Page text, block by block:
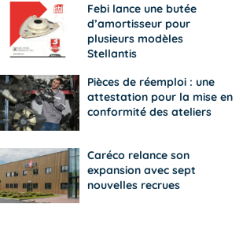
Febi lance une butée
d’amortisseur pour
plusieurs modèles
Stellantis
Pièces de réemploi : une
attestation pour la mise en
conformité des ateliers
Caréco relance son
expansion avec sept
nouvelles recrues